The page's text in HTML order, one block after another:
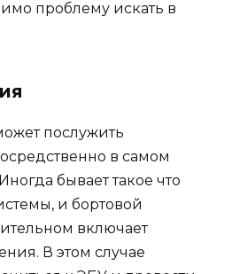
проблему искать в
послужить
в самом
бывает такое что
и бортовой
включает
В этом случае